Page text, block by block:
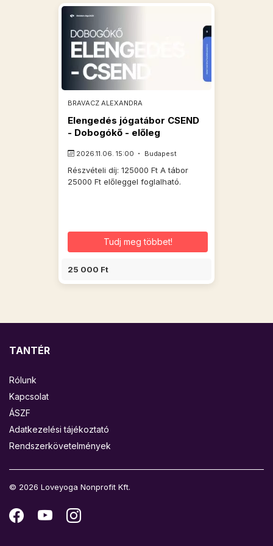
BRAVACZ ALEXANDRA
Elengedés jógatábor CSEND
- Dobogókő - előleg
2026.11.06. 15:00 Budapest
Részvételi díj: 125000 Ft A tábor
25000 Ft előleggel foglalható.
Tudj meg többet!
25 000 Ft
TANTÉR
Rólunk
Kapcsolat
ÁSZF
Adatkezelési tájékoztató
Rendszerkövetelmények
© 2026 Loveyoga Nonprofit Kft.